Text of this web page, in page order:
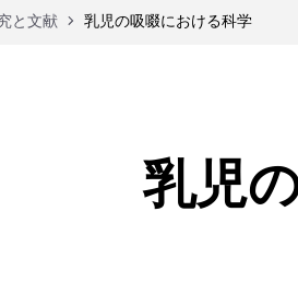
と文献 乳児の吸啜における科学
乳児